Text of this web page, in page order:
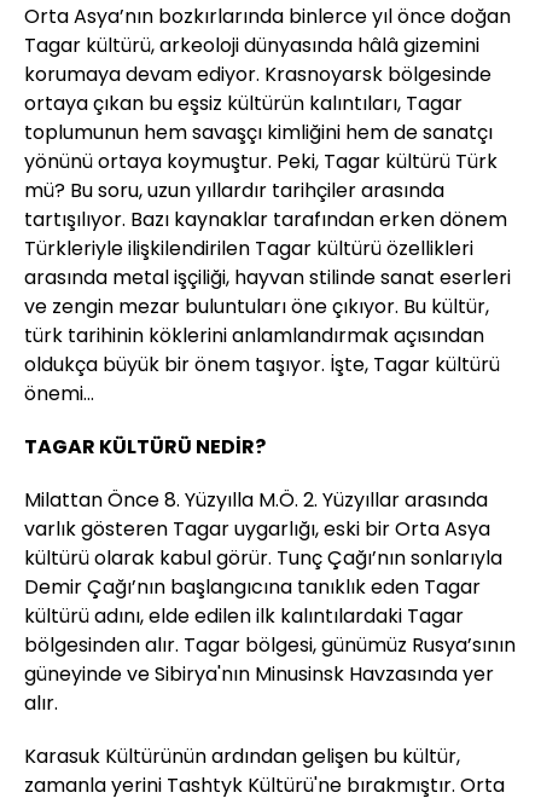
Orta Asya’nın bozkırlarında binlerce yıl önce doğan
Tagar kültürü, arkeoloji dünyasında hâlâ gizemini
korumaya devam ediyor. Krasnoyarsk bölgesinde
ortaya çıkan bu eşsiz kültürün kalıntıları, Tagar
toplumunun hem savaşçı kimliğini hem de sanatçı
yönünü ortaya koymuştur. Peki, Tagar kültürü Türk
mü? Bu soru, uzun yıllardır tarihçiler arasında
tartışılıyor. Bazı kaynaklar tarafından erken dönem
Türkleriyle ilişkilendirilen Tagar kültürü özellikleri
arasında metal işçiliği, hayvan stilinde sanat eserleri
ve zengin mezar buluntuları öne çıkıyor. Bu kültür,
türk tarihinin köklerini anlamlandırmak açısından
oldukça büyük bir önem taşıyor. İşte, Tagar kültürü
önemi…
TAGAR KÜLTÜRÜ NEDİR?
Milattan Önce 8. Yüzyılla M.Ö. 2. Yüzyıllar arasında
varlık gösteren Tagar uygarlığı, eski bir Orta Asya
kültürü olarak kabul görür. Tunç Çağı’nın sonlarıyla
Demir Çağı’nın başlangıcına tanıklık eden Tagar
kültürü adını, elde edilen ilk kalıntılardaki Tagar
bölgesinden alır. Tagar bölgesi, günümüz Rusya’sının
güneyinde ve Sibirya'nın Minusinsk Havzasında yer
alır.
Karasuk Kültürünün ardından gelişen bu kültür,
zamanla yerini Tashtyk Kültürü'ne bırakmıştır. Orta